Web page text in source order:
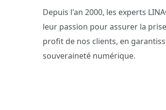
Depuis l'an 2000, les experts
leur passion pour assurer la
profit de nos clients, en
souveraineté numérique.